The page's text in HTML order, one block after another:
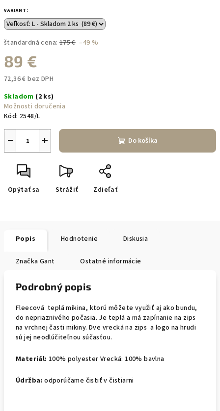
VARIANT:
štandardná cena: 175 € –49 %
89 €
72,36 € bez DPH
cena:
Skladom (2 ks)
Možnosti doručenia
Kód: 2548/L
+
− Do košíka
Opýtať sa Strážiť Zdieľať
Popis Hodnotenie Diskusia
Značka Gant Ostatné informácie
Podrobný popis
Fleecová teplá mikina, ktorú môžete využiť aj ako bundu,
do nepriaznivého počasia. Je teplá a má zapínanie na zips
na vrchnej časti mikiny. Dve vrecká na zips a logo na hrudi
sú jej neodlúčiteľnou súčasťou.
Materiál: 100% polyester Vrecká: 100% bavlna
Údržba: odporúčame čistiť v čistiarni